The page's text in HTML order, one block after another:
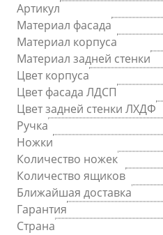
Артикул
Материал фасада
Материал корпуса
Материал задней стенки
Цвет корпуса
Цвет фасада ЛДСП
Цвет задней стенки ЛХДФ
Ручка
Ножки
Количество ножек
Количество ящиков
Ближайшая доставка
Гарантия
Страна